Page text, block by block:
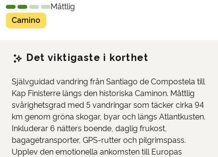
Måttlig
Camino
Det viktigaste i korthet
Självguidad vandring från Santiago de Compostela till
Kap Finisterre längs den historiska Caminon. Måttlig
svårighetsgrad med 5 vandringar som täcker cirka 94
km genom gröna skogar, byar och längs Atlantkusten.
Inkluderar 6 nätters boende, daglig frukost,
bagagetransporter, GPS-rutter och pilgrimspass.
Upplev den emotionella ankomsten till Europas